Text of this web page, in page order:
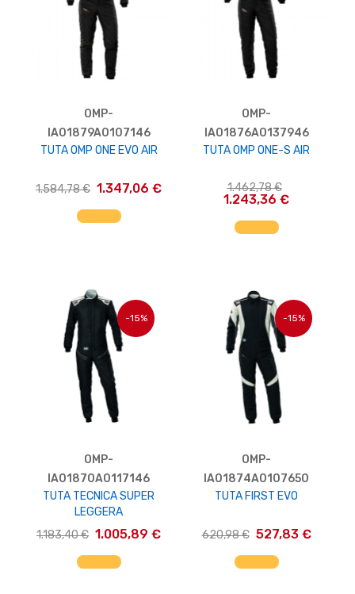
OMP-
IA01879A0107146
TUTA OMP ONE EVO AIR
1.584,78 € 1.347,06 €
AGGIUNGI AL CARRELLO
OMP-
IA01876A0137946
TUTA OMP ONE-S AIR
1.462,78 €
1.243,36 €
AGGIUNGI AL CARRELLO
-15%
OMP-
IA01870A0117146
TUTA TECNICA SUPER
LEGGERA
1.183,40 € 1.005,89 €
AGGIUNGI AL CARRELLO
-15%
OMP-
IA01874A0107650
TUTA FIRST EVO
620,98 € 527,83 €
AGGIUNGI AL CARRELLO